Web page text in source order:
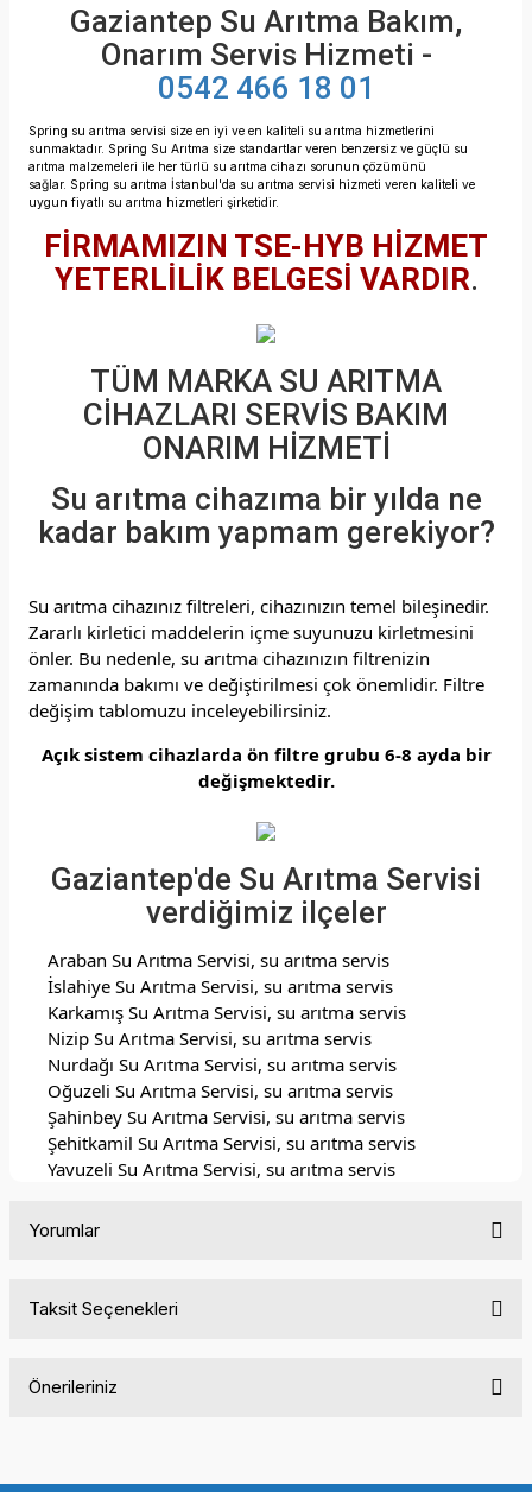
Gaziantep Su Arıtma Bakım,
Onarım Servis Hizmeti -
0542 466 18 01
Spring su arıtma servisi size en iyi ve en kaliteli su arıtma hizmetlerini
sunmaktadır. Spring Su Arıtma size standartlar veren benzersiz ve güçlü su
arıtma malzemeleri ile her türlü su arıtma cihazı sorunun çözümünü
sağlar. Spring su arıtma İstanbul'da su arıtma servisi hizmeti veren kaliteli ve
uygun fiyatlı su arıtma hizmetleri şirketidir.
FİRMAMIZIN TSE-HYB HİZMET
YETERLİLİK BELGESİ VARDIR.
TÜM MARKA SU ARITMA
CİHAZLARI SERVİS BAKIM
ONARIM HİZMETİ
Su arıtma cihazıma bir yılda ne
kadar bakım yapmam gerekiyor?
Su arıtma cihazınız filtreleri, cihazınızın temel bileşinedir.
Zararlı kirletici maddelerin içme suyunuzu kirletmesini
önler. Bu nedenle, su arıtma cihazınızın filtrenizin
zamanında bakımı ve değiştirilmesi çok önemlidir. Filtre
değişim tablomuzu inceleyebilirsiniz.
Açık sistem cihazlarda ön filtre grubu 6-8 ayda bir
değişmektedir.
Gaziantep'de Su Arıtma Servisi
verdiğimiz ilçeler
Araban Su Arıtma Servisi, su arıtma servis
İslahiye Su Arıtma Servisi, su arıtma servis
Karkamış Su Arıtma Servisi, su arıtma servis
Nizip Su Arıtma Servisi, su arıtma servis
Nurdağı Su Arıtma Servisi, su arıtma servis
Oğuzeli Su Arıtma Servisi, su arıtma servis
Şahinbey Su Arıtma Servisi, su arıtma servis
Şehitkamil Su Arıtma Servisi, su arıtma servis
Yavuzeli Su Arıtma Servisi, su arıtma servis
Yorumlar
Taksit Seçenekleri
Önerileriniz